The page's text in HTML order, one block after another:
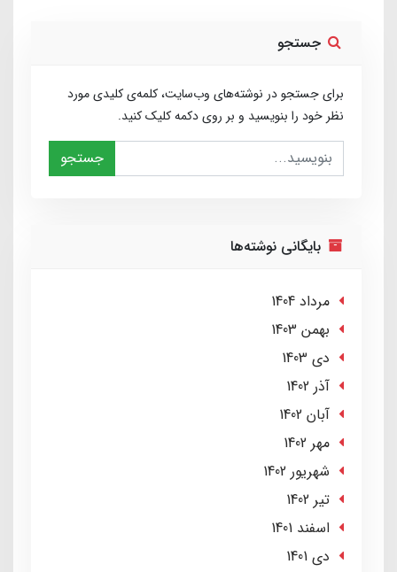
جستجو
برای جستجو در نوشته‌های وب‌سایت، کلمه‌ی کلیدی مورد
نظر خود را بنویسید و بر روی دکمه کلیک کنید.
جستجو
بایگانی نوشته‌ها
مرداد 1404
بهمن 1403
دی 1403
آذر 1402
آبان 1402
مهر 1402
شهریور 1402
تير 1402
اسفند 1401
دی 1401